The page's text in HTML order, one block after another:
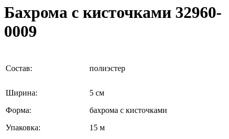
Бахрома с кисточками 32960-
0009
Состав: полиэстер
Ширина:
5 см
Форма:
бахрома с кисточками
Упаковка:
15 м